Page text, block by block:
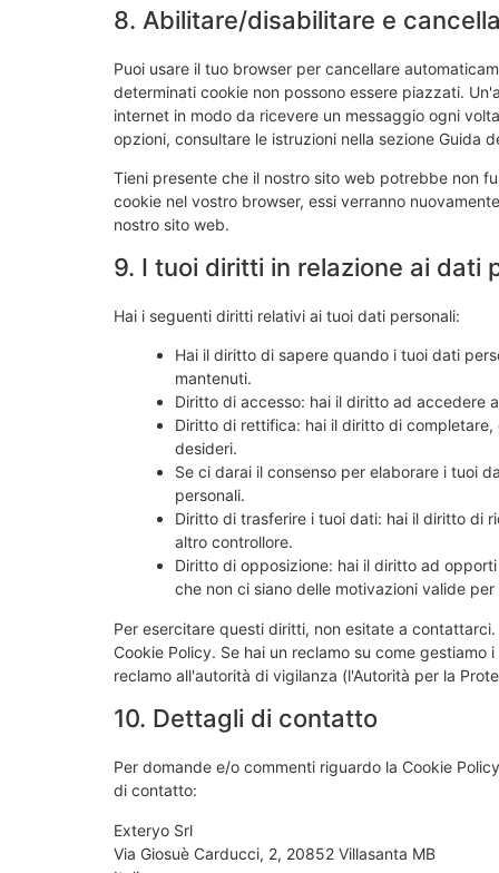
8. Abilitare/disabilitare e
Puoi usare il tuo browser per cancellare
determinati cookie non possono essere piazzati.
internet in modo da ricevere un messaggio ogni
opzioni, consultare le istruzioni nella sezione Guida
Tieni presente che il nostro sito web potrebbe non
cookie nel vostro browser, essi verranno
nostro sito web.
9. I tuoi diritti in relazione ai dati
Hai i seguenti diritti relativi ai tuoi dati personali:
Hai il diritto di sapere quando i tuoi dati
mantenuti.
Diritto di accesso: hai il diritto ad accedere
Diritto di rettifica: hai il diritto di
desideri.
Se ci darai il consenso per elaborare i tuoi
personali.
Diritto di trasferire i tuoi dati: hai il diritto di
altro controllore.
Diritto di opposizione: hai il diritto ad
che non ci siano delle motivazioni valide
Per esercitare questi diritti, non esitate a
Cookie Policy. Se hai un reclamo su come
reclamo all'autorità di vigilanza (l'Autorità per la
10. Dettagli di contatto
Per domande e/o commenti riguardo la Cookie
di contatto:
Exteryo Srl
Via Giosuè Carducci, 2, 20852 Villasanta MB